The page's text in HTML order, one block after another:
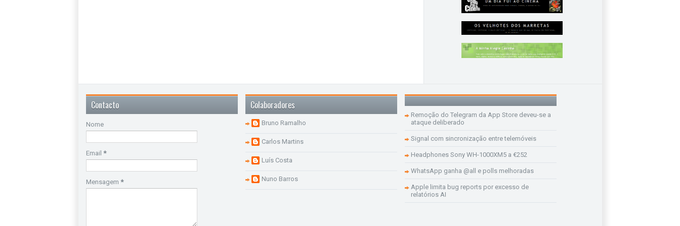
Contacto
Nome
Email *
Mensagem *
Colaboradores
Bruno Ramalho
Carlos Martins
Luís Costa
Nuno Barros
Remoção do Telegram da App Store deveu-se a
ataque deliberado
Signal com sincronização entre telemóveis
Headphones Sony WH-1000XM5 a €252
WhatsApp ganha @all e polls melhoradas
Apple limita bug reports por excesso de
relatórios AI